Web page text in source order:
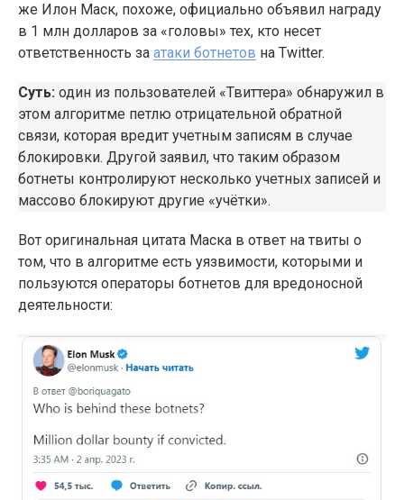
же Илон Маск, похоже, официально объявил награду
в 1 млн долларов за «головы» тех, кто несет
ответственность за атаки ботнетов на Twitter.
Суть: один из пользователей «Твиттера» обнаружил в
этом алгоритме петлю отрицательной обратной
связи, которая вредит учетным записям в случае
блокировки. Другой заявил, что таким образом
ботнеты контролируют несколько учетных записей и
массово блокируют другие «учётки».
Вот оригинальная цитата Маска в ответ на твиты о
том, что в алгоритме есть уязвимости, которыми и
пользуются операторы ботнетов для вредоносной
деятельности: